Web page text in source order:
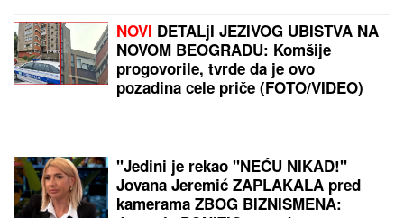
EVO KOLIKO GODIŠNJE ZARAĐUJE
DRAGAN STANKOVIĆ Milioni su u
pitanju, a Jovana Jeremić tvrdi: "U
dugovima je"
"UZNEMIREN SAM, BRAT MI JE
OKRUŽEN POŽARIMA"Darko
Tanasijević očajan zbog loše